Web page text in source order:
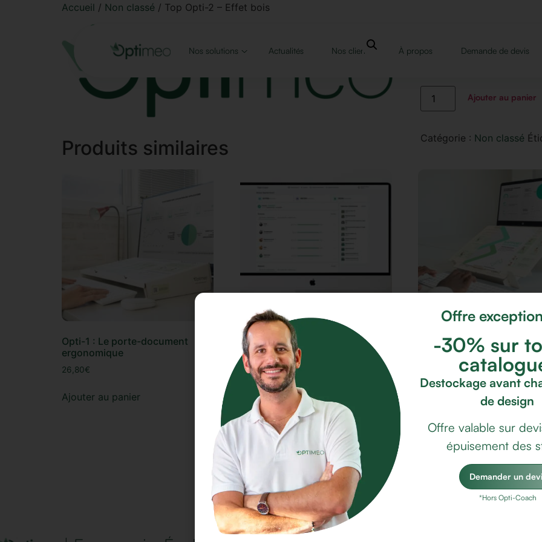
Nos solutions Actualités Nos clients À propos Demande de devis
Accueil / Non classé / Top Opti-2 – Effet bois
Top Opti-
Ajouter au panier
Catégorie : Non classé
Produits similaires
Opti-1 : Le porte-document
ergonomique
26,80€
Ajouter au panier
Opti-Coach : Le module e-
coaching
15,00€
Ajouter au panier
Opti-2 : le rehausseur pour
ordinateur portable
Ajouter au panier
Offre
-30% sur
Destockage avant
de design
Offre valable sur
épuisement des
Demander un
*Hors Opti-Coach